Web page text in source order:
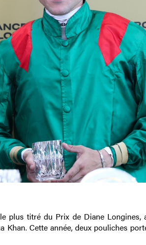
plus titré du Prix de Diane Longines,
Cette année, deux pouliches